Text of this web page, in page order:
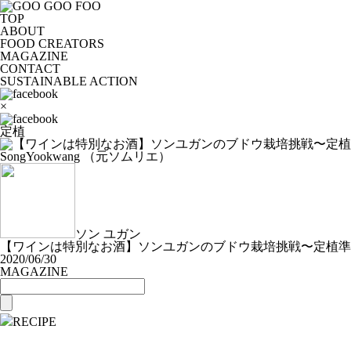
TOP
ABOUT
FOOD CREATORS
MAGAZINE
CONTACT
SUSTAINABLE ACTION
×
定植
SongYookwang （元ソムリエ）
ソン ユガン
【ワインは特別なお酒】ソンユガンのブドウ栽培挑戦〜定植
2020/06/30
MAGAZINE
RECIPE